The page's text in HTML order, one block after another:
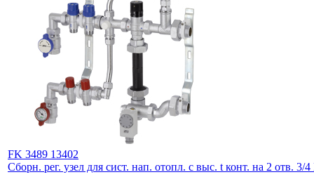
FK 3489 13402
Сборн. рег. узел для сист. нап. отопл. с выс. t конт. на 2 отв. 3/